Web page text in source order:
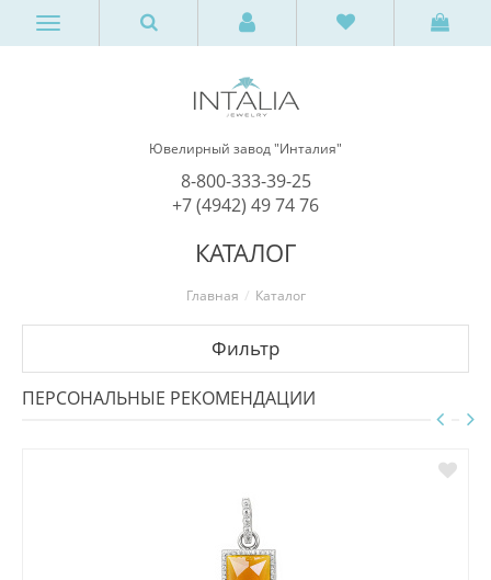
Ювелирный завод "Инталия"
8-800-333-39-25
+7 (4942) 49 74 76
КАТАЛОГ
Главная Каталог
Фильтр
ПЕРСОНАЛЬНЫЕ РЕКОМЕНДАЦИИ